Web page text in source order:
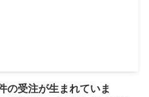
の受注が生まれていま